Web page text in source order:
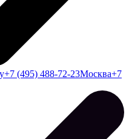
+7 (495) 488-72-23Москва+7